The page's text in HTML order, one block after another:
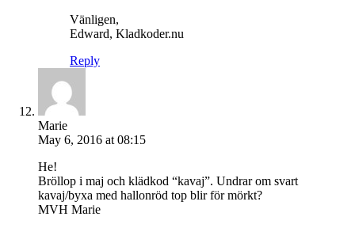
Vänligen,
Edward, Kladkoder.nu
Reply
Marie
May 6, 2016 at 08:15
He!
Bröllop i maj och klädkod “kavaj”. Undrar om svart
kavaj/byxa med hallonröd top blir för mörkt?
MVH Marie